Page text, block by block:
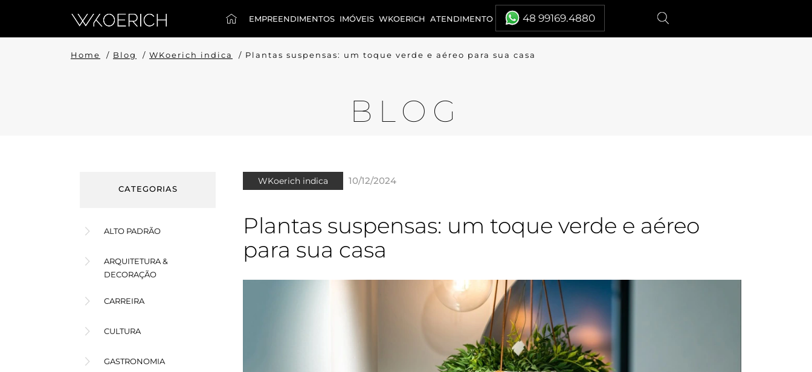
EMPREENDIMENTOS IMÓVEIS WKOERICH ATENDIMENTO 48 99169.4880
Home / Blog / WKoerich indica / Plantas suspensas: um toque verde e aéreo para sua casa
BLOG
CATEGORIAS
ALTO PADRÃO
ARQUITETURA &
DECORAÇÃO
CARREIRA
CULTURA
GASTRONOMIA
WKoerich indica 10/12/2024
Plantas suspensas: um toque verde e aéreo
para sua casa